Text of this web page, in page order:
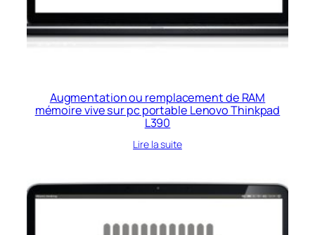
Augmentation ou remplacement de RAM
mémoire vive sur pc portable Lenovo Thinkpad
L390
Lire la suite